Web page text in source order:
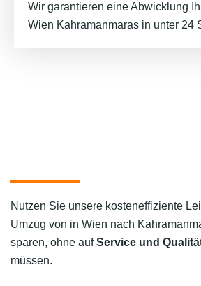
Wir garantieren eine Abwicklung
Wien Kahramanmaras in unter 24
Nutzen Sie unsere kosteneffiziente
Umzug von in Wien nach
sparen, ohne aufService und
müssen.